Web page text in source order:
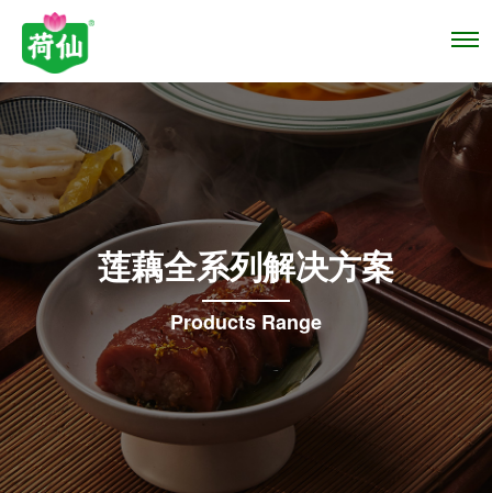
莲藕全系列解决方案
Products Range